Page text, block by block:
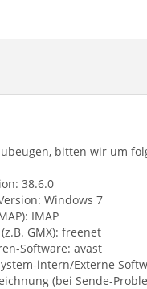
bitten wir um
38.6.0
Windows 7
IMAP
GMX): freenet
Software: avast
intern/Externe
(bei Sende-